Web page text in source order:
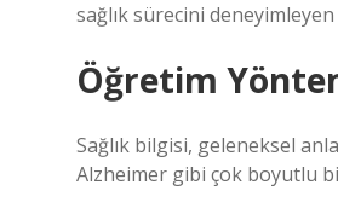
sağlık sürecini
Öğretim
Sağlık bilgisi, geleneksel
Alzheimer gibi çok boyutlu